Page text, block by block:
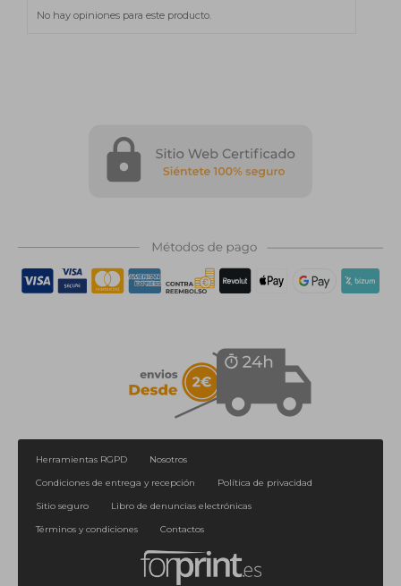
No hay opiniones para este producto.
Herramientas RGPD
Nosotros
Condiciones de entrega y recepción
Política de privacidad
Sitio seguro
Libro de denuncias electrónicas
Términos y condiciones
Contactos